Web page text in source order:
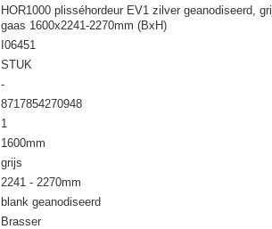
HOR1000 plisséhordeur EV1 zilver geanodiseerd,
gaas 1600x2241-2270mm (BxH)
I06451
STUK
-
8717854270948
1
1600mm
grijs
2241 - 2270mm
blank geanodiseerd
Brasser